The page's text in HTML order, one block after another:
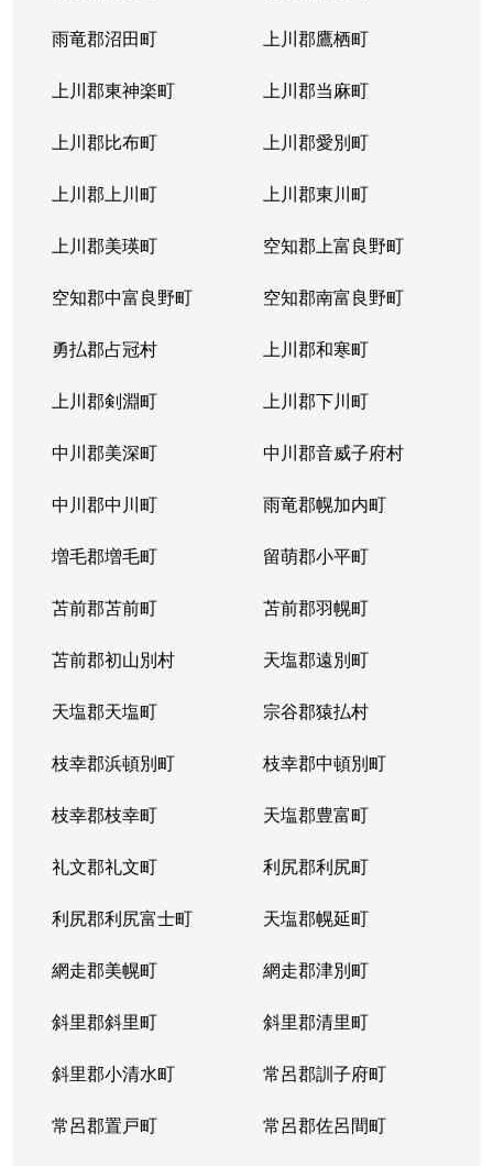
雨竜郡沼田町 上川郡鷹栖町
上川郡東神楽町 上川郡当麻町
上川郡比布町 上川郡愛別町
上川郡上川町 上川郡東川町
上川郡美瑛町 空知郡上富良野町
空知郡中富良野町 空知郡南富良野町
勇払郡占冠村 上川郡和寒町
上川郡剣淵町 上川郡下川町
中川郡美深町 中川郡音威子府村
中川郡中川町 雨竜郡幌加内町
増毛郡増毛町 留萌郡小平町
苫前郡苫前町 苫前郡羽幌町
苫前郡初山別村 天塩郡遠別町
天塩郡天塩町 宗谷郡猿払村
枝幸郡浜頓別町 枝幸郡中頓別町
枝幸郡枝幸町 天塩郡豊富町
礼文郡礼文町 利尻郡利尻町
利尻郡利尻富士町 天塩郡幌延町
網走郡美幌町 網走郡津別町
斜里郡斜里町 斜里郡清里町
斜里郡小清水町 常呂郡訓子府町
常呂郡置戸町 常呂郡佐呂間町